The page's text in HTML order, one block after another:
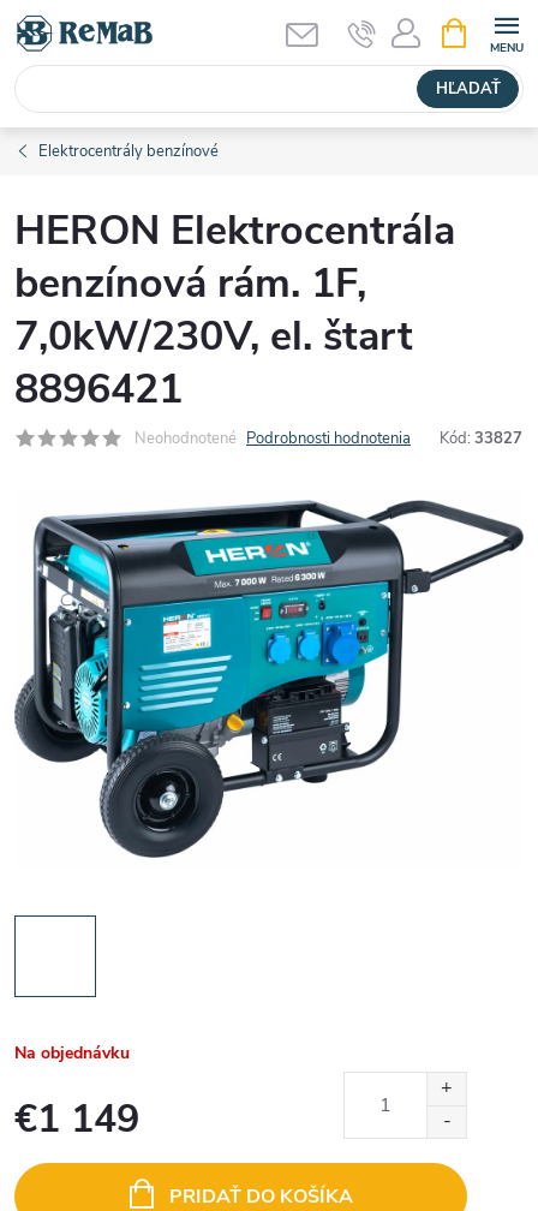
Prejsť
obsah
HĽADAŤ
KOŠÍK
Elektrocentrály benzínové
HERON Elektrocentrála
benzínová rám. 1F,
7,0kW/230V, el. štart
8896421
Neohodnotené Podrobnosti hodnotenia Kód: 33827
Na objednávku
€1 149
cena:
PRIDAŤ DO KOŠÍKA